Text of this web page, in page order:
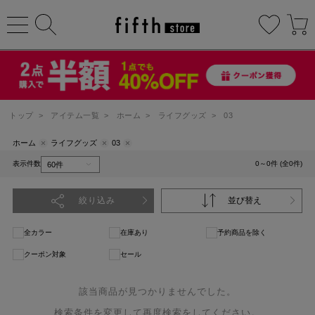
トップ > アイテム一覧 > ホーム > ライフグッズ > 03
ホーム ライフグッズ 03
表示件数 0～0件 (全0件)
絞り込み 並び替え
全カラー 在庫あり 予約商品を除く
クーポン対象 セール
該当商品が見つかりませんでした。
検索条件を変更して再度検索をしてください。